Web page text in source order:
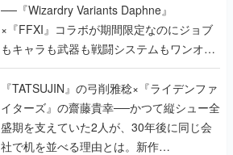
──『Wizardry Variants Daphne』
×『FFXI』コラボが期間限定なのにジョブ
もキャラも武器も戦闘システムもワンオフ
で作り込まれた理由を両ディレクターに聞
く
『TATSUJIN』の弓削雅稔×『ライデンファ
イターズ』の齋藤貴幸──かつて縦シュー全
盛期を支えていた2人が、30年後に同じ会
社で机を並べる理由とは。新作